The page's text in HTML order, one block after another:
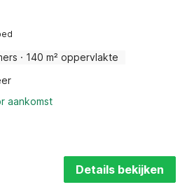
· 140 m² oppervlakte
aankomst
Details bekijken